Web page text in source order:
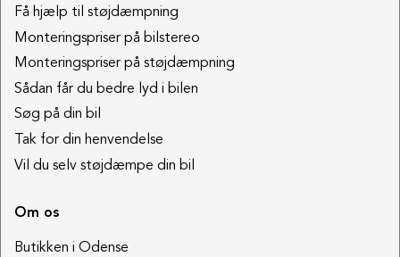
Få hjælp til støjdæmpning
Monteringspriser på bilstereo
Monteringspriser på støjdæmpning
Sådan får du bedre lyd i bilen
Søg på din bil
Tak for din henvendelse
Vil du selv støjdæmpe din bil
Om os
Butikken i Odense